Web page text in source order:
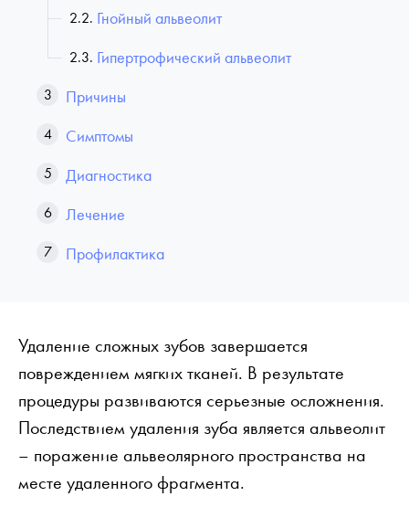
Гнойный альвеолит
Гипертрофический альвеолит
Причины
Симптомы
Диагностика
Лечение
Профилактика
Удаление сложных зубов завершается
повреждением мягких тканей. В результате
процедуры развиваются серьезные осложнения.
Последствием удаления зуба является альвеолит
– поражение альвеолярного пространства на
месте удаленного фрагмента.